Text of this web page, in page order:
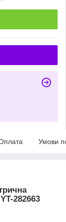
Умови
282663